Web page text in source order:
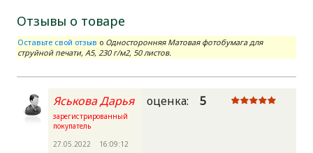
Отзывы о товаре
Оставьте свой отзыв о Односторонняя Матовая фотобумага для
струйной печати, A5, 230 г/м2, 50 листов.
Яськова Дарья
зарегистрированный
покупатель
27.05.2022 16:09:12
оценка: 5